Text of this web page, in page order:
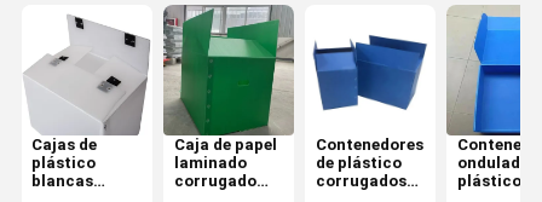
Cajas de
plástico
blancas
Caja de papel
laminado
corrugado
Contenedores
de plástico
corrugados
ondulados
plástico